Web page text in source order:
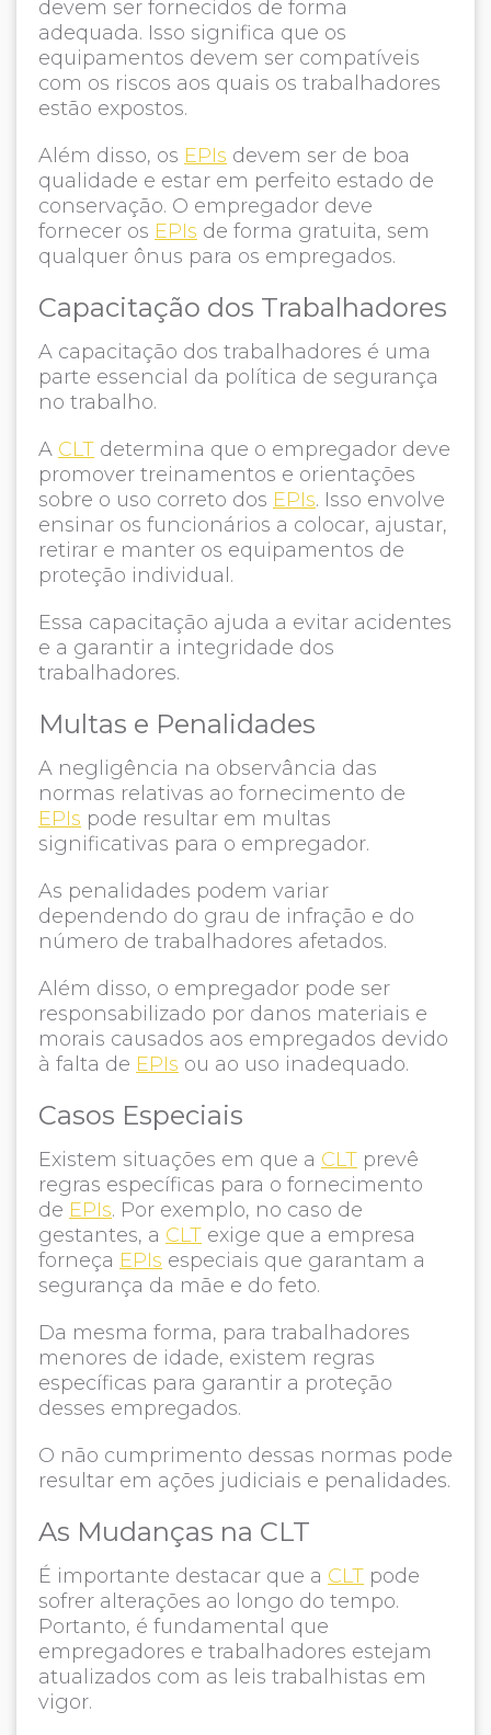
devem ser fornecidos de forma
adequada. Isso significa que os
equipamentos devem ser compatíveis
com os riscos aos quais os trabalhadores
estão expostos.
Além disso, os EPIs devem ser de boa
qualidade e estar em perfeito estado de
conservação. O empregador deve
fornecer os EPIs de forma gratuita, sem
qualquer ônus para os empregados.
Capacitação dos Trabalhadores
A capacitação dos trabalhadores é uma
parte essencial da política de segurança
no trabalho.
A CLT determina que o empregador deve
promover treinamentos e orientações
sobre o uso correto dos EPIs. Isso envolve
ensinar os funcionários a colocar, ajustar,
retirar e manter os equipamentos de
proteção individual.
Essa capacitação ajuda a evitar acidentes
e a garantir a integridade dos
trabalhadores.
Multas e Penalidades
A negligência na observância das
normas relativas ao fornecimento de
EPIs pode resultar em multas
significativas para o empregador.
As penalidades podem variar
dependendo do grau de infração e do
número de trabalhadores afetados.
Além disso, o empregador pode ser
responsabilizado por danos materiais e
morais causados aos empregados devido
à falta de EPIs ou ao uso inadequado.
Casos Especiais
Existem situações em que a CLT prevê
regras específicas para o fornecimento
de EPIs. Por exemplo, no caso de
gestantes, a CLT exige que a empresa
forneça EPIs especiais que garantam a
segurança da mãe e do feto.
Da mesma forma, para trabalhadores
menores de idade, existem regras
específicas para garantir a proteção
desses empregados.
O não cumprimento dessas normas pode
resultar em ações judiciais e penalidades.
As Mudanças na CLT
É importante destacar que a CLT pode
sofrer alterações ao longo do tempo.
Portanto, é fundamental que
empregadores e trabalhadores estejam
atualizados com as leis trabalhistas em
vigor.